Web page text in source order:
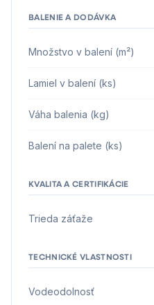
BALENIE A DODÁVKA
Množstvo v balení (m²)
Lamiel v balení (ks)
Váha balenia (kg)
Balení na palete (ks)
KVALITA A CERTIFIKÁCIE
Trieda záťaže
TECHNICKÉ VLASTNOSTI
Vodeodolnosť